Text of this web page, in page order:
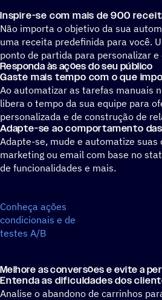
Inspire-se com mais de 900
Não importa o objetivo da sua
uma receita predefinida para você.
ponto de partida para personalizar e
Responda às ações do seu público
Gaste mais tempo com o que
Ao automatizar as tarefas manuais
libera o tempo da sua equipe para
personalizada e de construção de
Adapte-se ao comportamento
Adapte-se, mude e automatize suas
marketing ou email com base no
de funcionalidades e mais.
Conheça ações
condicionais e de
testes A/B
Melhore as conversões e evite a
Entenda as dificuldades dos
Analise o abandono de carrinhos